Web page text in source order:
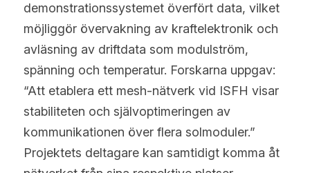
demonstrationssystemet överfört data, vilket
möjliggör övervakning av kraftelektronik och
avläsning av driftdata som modulström,
spänning och temperatur. Forskarna uppgav:
“Att etablera ett mesh-nätverk vid ISFH visar
stabiliteten och självoptimeringen av
kommunikationen över flera solmoduler.”
Projektets deltagare kan samtidigt komma åt